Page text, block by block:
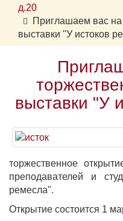
д.20
Приглашаем вас на
выставки "У истоков
выставки "У
торжественное
преподавателей и
ремесла".
Открытие состоится 1